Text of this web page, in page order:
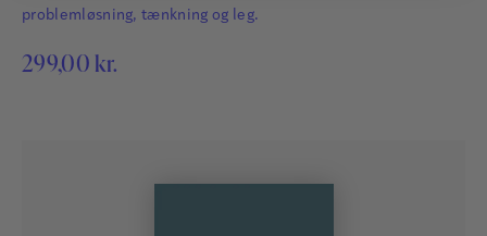
problemløsning, tænkning og leg.
299,00 kr.